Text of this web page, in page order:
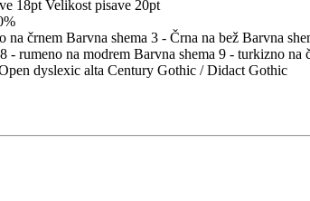
18pt Velikost pisave 20pt
na črnem Barvna shema 3 - Črna na bež Barvna
- rumeno na modrem Barvna shema 9 - turkizno na
dyslexic alta Century Gothic / Didact Gothic